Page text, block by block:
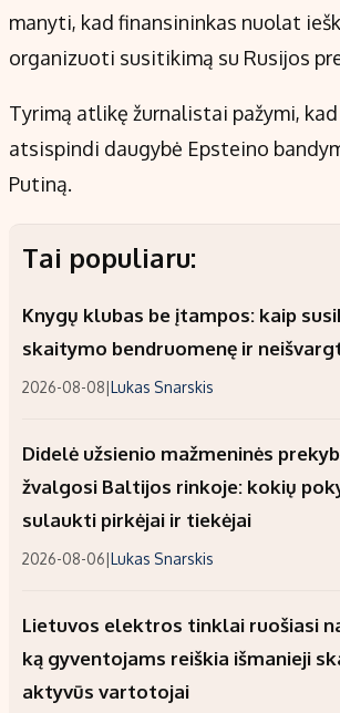
manyti, kad finansininkas nuolat
organizuoti susitikimą su Rusijos
Tyrimą atlikę žurnalistai pažymi,
atsispindi daugybė Epsteino
Putiną.
Tai populiaru:
Knygų klubas be įtampos: kaip
skaitymo bendruomenę ir
2026-08-08|Lukas Snarskis
Didelė užsienio mažmeninės
žvalgosi Baltijos rinkoje: kokių
sulaukti pirkėjai ir tiekėjai
2026-08-06|Lukas Snarskis
Lietuvos elektros tinklai ruošiasi
ką gyventojams reiškia išmanieji
aktyvūs vartotojai